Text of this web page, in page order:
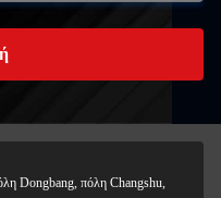
Dongbang, πόλη Changshu,